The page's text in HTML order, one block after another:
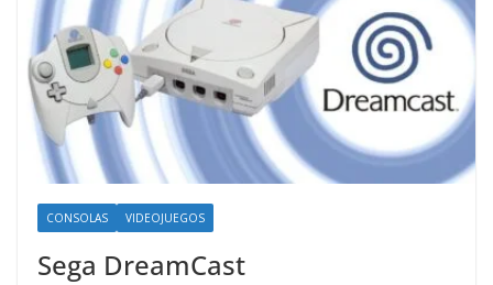
CONSOLAS VIDEOJUEGOS
Sega DreamCast